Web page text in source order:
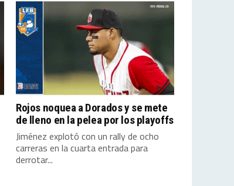
Rojos noquea a Dorados y se mete
de lleno en la pelea por los playoffs
Jiménez explotó con un rally de ocho
carreras en la cuarta entrada para
derrotar...